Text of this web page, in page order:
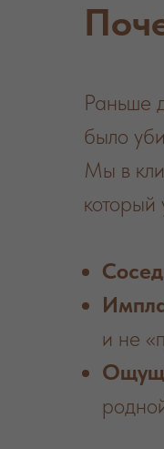
Раньше
было
Мы в
который
и не